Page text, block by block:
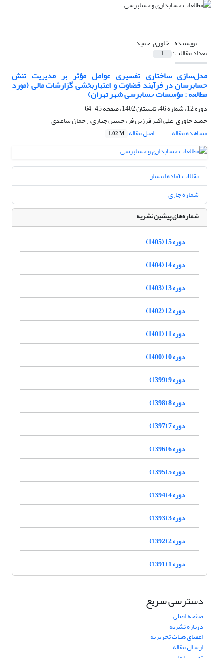
نویسنده =خاوری، حمید
تعداد مقالات: 1
مدل‌سازی ساختاری تفسیری عوامل مؤثر بر مدیریت تنش
حسابرسان در فرآیند قضاوت و اعتباربخشی گزارشات مالی (مورد
مطالعه : مؤسسات حسابرسی شهر تهران)
دوره 12، شماره 46، تابستان 1402، صفحه
45-64
حمید خاوری، علی اکبر فرزین فر، حسین جباری، رحمان ساعدی
مشاهده مقاله
اصل مقاله 1.02 M
مقالات آماده انتشار
شماره جاری
شماره‌های پیشین نشریه
دوره 15 (1405)
دوره 14 (1404)
دوره 13 (1403)
دوره 12 (1402)
دوره 11 (1401)
دوره 10 (1400)
دوره 9 (1399)
دوره 8 (1398)
دوره 7 (1397)
دوره 6 (1396)
دوره 5 (1395)
دوره 4 (1394)
دوره 3 (1393)
دوره 2 (1392)
دوره 1 (1391)
دسترسی سریع
صفحه اصلی
درباره نشریه
اعضای هیات تحریریه
ارسال مقاله